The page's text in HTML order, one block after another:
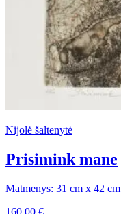
Nijolė šaltenytė
Prisimink mane
Matmenys: 31 cm x 42 cm
160,00 €